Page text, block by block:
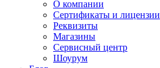
О компании
Сертификаты и лицензии
Реквизиты
Магазины
Сервисный центр
Шоурум